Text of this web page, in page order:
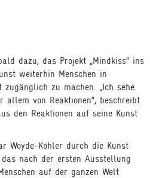
dazu, das Projekt „Mindkiss“ ins
weiterhin Menschen in
zu machen. „Ich sehe
von Reaktionen“, beschreibt
den Reaktionen auf seine Kunst
Woyde-Köhler durch die Kunst
nach der ersten Ausstellung
auf der ganzen Welt